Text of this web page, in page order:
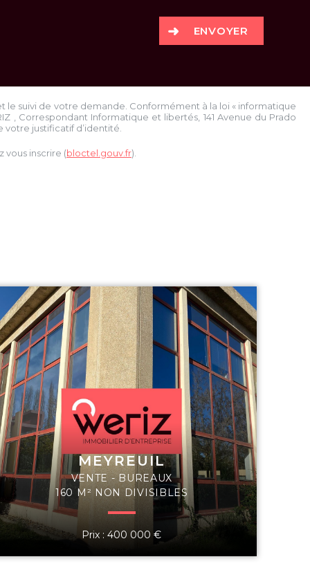
ENVOYER
le suivi de votre demande. Conformément à la loi « informatique
, Correspondant Informatique et libertés, 141 Avenue du Prado
votre justificatif d’identité.
vous inscrire (bloctel.gouv.fr).
MEYREUIL
VENTE - BUREAUX
160 M² NON DIVISIBLES
Prix : 400 000 €